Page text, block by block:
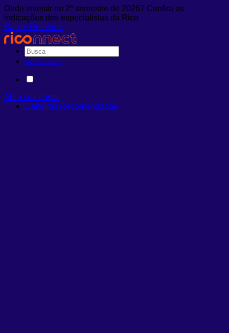
Onde investir no 2º semestre de 2026? Confira as
indicações dos especialistas da Rico
Baixar Relatório
Abra sua conta
Abra sua conta
Carteiras Recomendadas